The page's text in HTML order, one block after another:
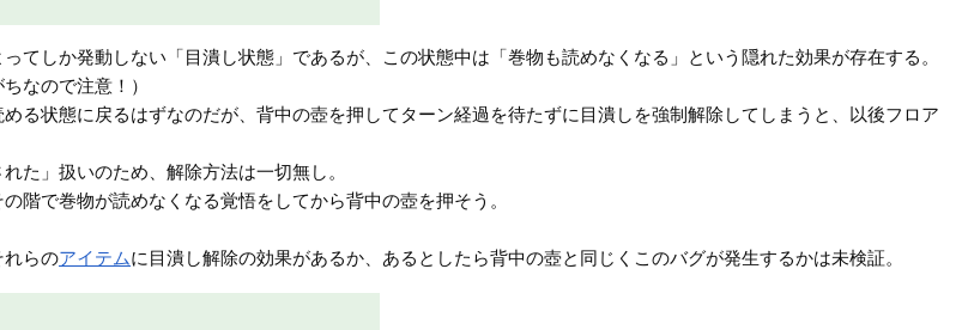
てしか発動しない「目潰し状態」であるが、この状態中は「巻物も読めなくなる」という隠れた効果が存在する。
なので注意！）
る状態に戻るはずなのだが、背中の壺を押してターン経過を待たずに目潰しを強制解除してしまうと、以後フロア
た」扱いのため、解除方法は一切無し。
階で巻物が読めなくなる覚悟をしてから背中の壺を押そう。
れらのアイテムに目潰し解除の効果があるか、あるとしたら背中の壺と同じくこのバグが発生するかは未検証。